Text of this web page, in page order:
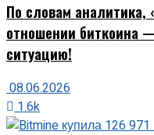
По словам
отношении биткоина
ситуацию!
08.06.2026
1.6k